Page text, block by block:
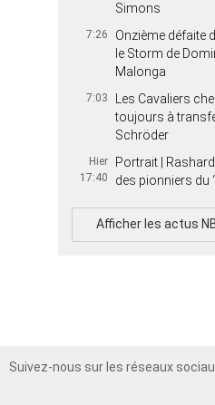
Simons
7:26
Onzième défaite
le Storm de
Malonga
7:03
Les Cavaliers
toujours à
Schröder
Hier
17:40
Portrait | Rashard
des pionniers du
Afficher les actus
Suivez-nous sur les réseauxTwitter